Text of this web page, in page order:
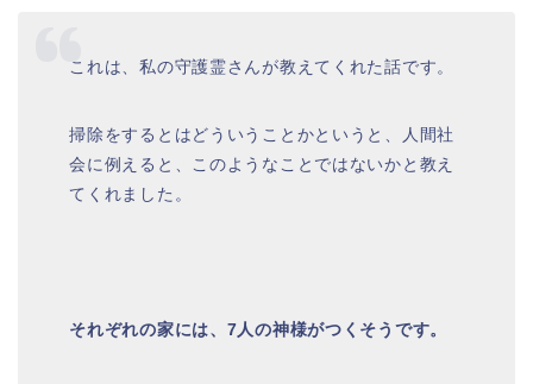
これは、私の守護霊さんが教えてくれた話です。
掃除をするとはどういうことかというと、人間社
会に例えると、このようなことではないかと教え
てくれました。
それぞれの家には、7人の神様がつくそうです。